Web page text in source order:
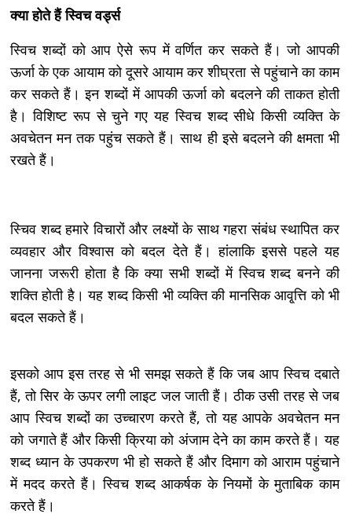
क्या होते हैं स्विच वर्ड्स
स्विच शब्दों को आप ऐसे रूप में वर्णित कर सकते हैं। जो आपकी
ऊर्जा के एक आयाम को दूसरे आयाम कर शीघ्रता से पहुंचाने का काम
कर सकते हैं। इन शब्दों में आपकी ऊर्जा को बदलने की ताकत होती
है। विशिष्ट रूप से चुने गए यह स्विच शब्द सीधे किसी व्यक्ति के
अवचेतन मन तक पहुंच सकते हैं। साथ ही इसे बदलने की क्षमता भी
रखते हैं।
स्चिव शब्द हमारे विचारों और लक्ष्यों के साथ गहरा संबंध स्थापित कर
व्यवहार और विश्वास को बदल देते हैं। हांलाकि इससे पहले यह
जानना जरूरी होता है कि क्या सभी शब्दों में स्विच शब्द बनने की
शक्ति होती है। यह शब्द किसी भी व्यक्ति की मानसिक आवृ्त्ति को भी
बदल सकते हैं।
इसको आप इस तरह से भी समझ सकते हैं कि जब आप स्विच दबाते
हैं, तो सिर के ऊपर लगी लाइट जल जाती हैं। ठीक उसी तरह से जब
आप स्विच शब्दों का उच्चारण करते हैं, तो यह आपके अवचेतन मन
को जगाते हैं और किसी क्रिया को अंजाम देने का काम करते हैं। यह
शब्द ध्यान के उपकरण भी हो सकते हैं और दिमाग को आराम पहुंचाने
में मदद करते हैं। स्विच शब्द आकर्षक के नियमों के मुताबिक काम
करते हैं।